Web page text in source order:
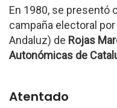
En 1980, se presentó
campaña electoral por
Andaluz) de Rojas
Autonómicas de
Atentado